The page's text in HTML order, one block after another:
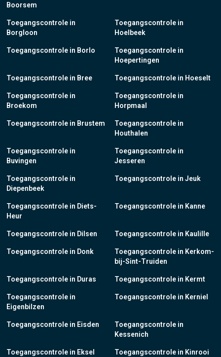
Boorsem
Toegangscontrole in
Borgloon
Toegangscontrole in Borlo
Toegangscontrole in Bree
Toegangscontrole in
Broekom
Toegangscontrole in Brustem
Toegangscontrole in
Buvingen
Toegangscontrole in
Diepenbeek
Toegangscontrole in Diets-
Heur
Toegangscontrole in Dilsen
Toegangscontrole in Donk
Toegangscontrole in Duras
Toegangscontrole in
Eigenbilzen
Toegangscontrole in Eisden
Toegangscontrole in Eksel
Toegangscontrole in
Hoelbeek
Toegangscontrole in
Hoepertingen
Toegangscontrole in Hoeselt
Toegangscontrole in
Horpmaal
Toegangscontrole in
Houthalen
Toegangscontrole in
Jesseren
Toegangscontrole in Jeuk
Toegangscontrole in Kanne
Toegangscontrole in Kaulille
Toegangscontrole in Kerkom-
bij-Sint-Truiden
Toegangscontrole in Kermt
Toegangscontrole in Kerniel
Toegangscontrole in
Kessenich
Toegangscontrole in Kinrooi